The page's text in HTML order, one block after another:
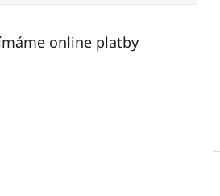
online platby